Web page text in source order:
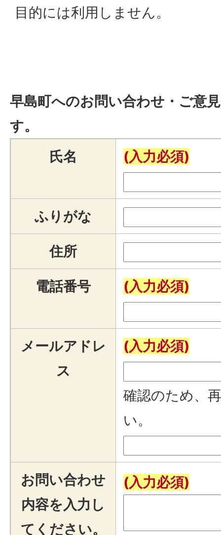
目的には利用しません。
早島町へのお問い合わせ・ご意
す。
氏名
(入力必須)
ふりがな
住所
電話番号 (入力必須)
メールアドレ
ス
(入力必須)
確認のため、
い。
お問い合わせ
内容を入力し
てください。
(入力必須)